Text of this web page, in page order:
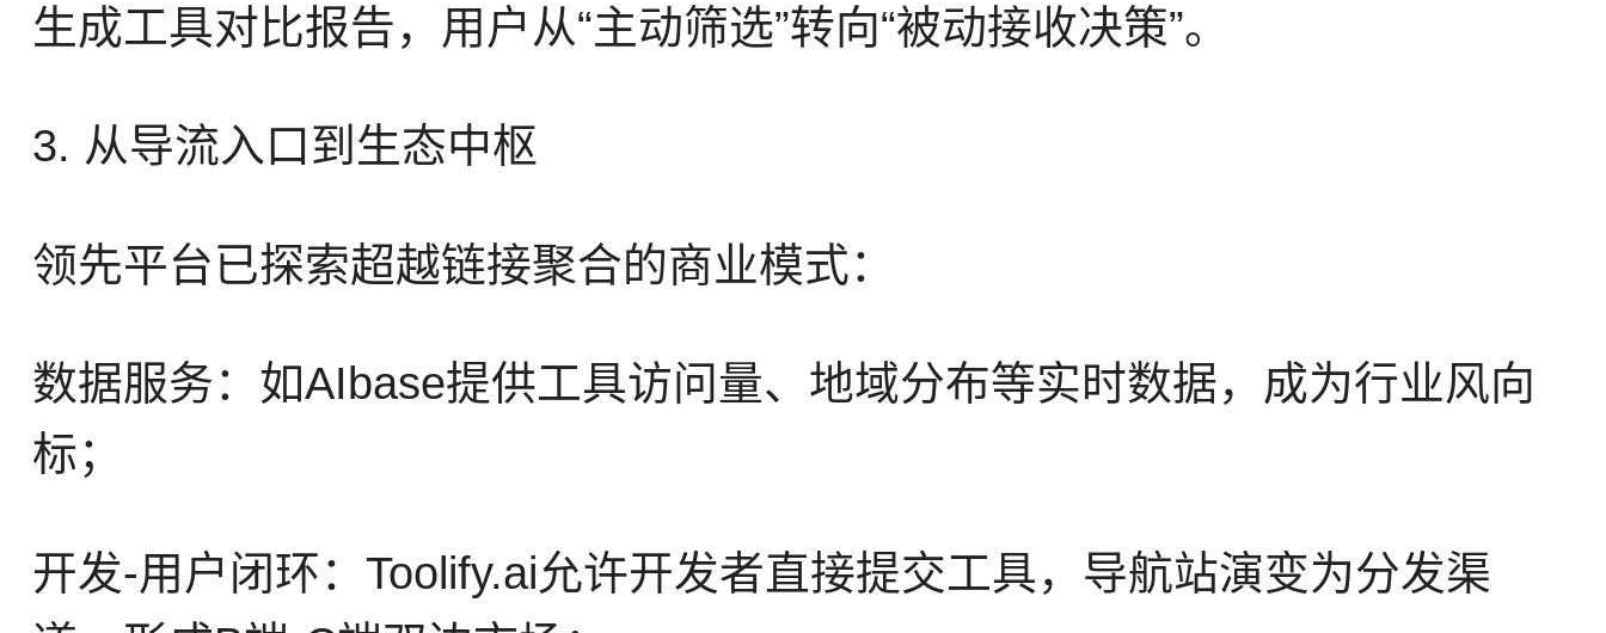
生成工具对比报告，用户从“主动筛选”转向“被动接收决策”。
3. 从导流入口到生态中枢
领先平台已探索超越链接聚合的商业模式：
数据服务：如AIbase提供工具访问量、地域分布等实时数据，成为行业风向
标；
开发-用户闭环：Toolify.ai允许开发者直接提交工具，导航站演变为分发渠